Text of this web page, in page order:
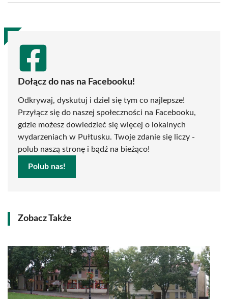
(Twitter)
Dołącz do nas na Facebooku!
Odkrywaj, dyskutuj i dziel się tym co najlepsze!
Przyłącz się do naszej społeczności na Facebooku,
gdzie możesz dowiedzieć się więcej o lokalnych
wydarzeniach w Pułtusku. Twoje zdanie się liczy -
polub naszą stronę i bądź na bieżąco!
Polub nas!
Zobacz Także